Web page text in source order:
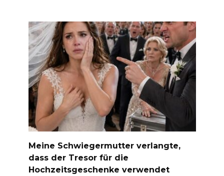
Meine Schwiegermutter verlangte,
dass der Tresor für die
Hochzeitsgeschenke verwendet